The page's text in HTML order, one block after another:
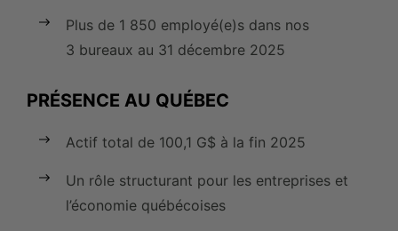
Plus de 1 850 employé(e)s dans nos
3 bureaux au 31 décembre 2025
PRÉSENCE AU QUÉBEC
Actif total de 100,1 G$ à la fin 2025
Un rôle structurant pour les entreprises et
l’économie québécoises